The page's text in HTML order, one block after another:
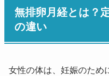
無排卵月経とは？
の違い
女性の体は、妊娠のため